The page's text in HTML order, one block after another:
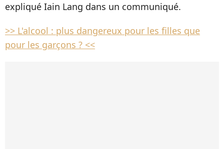
expliqué Iain Lang dans un communiqué.
>> L'alcool : plus dangereux pour les filles que
pour les garçons ? <<